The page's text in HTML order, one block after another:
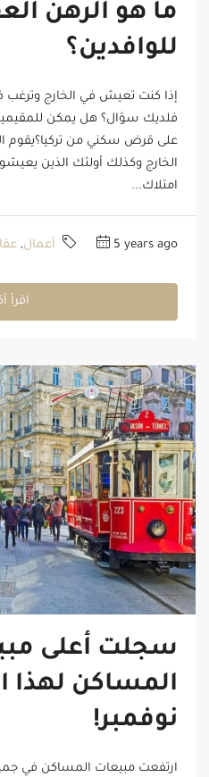
ما هو الرهن
للوافدين؟
إذا كنت تعيش في الخارج وترغب
فلديك سؤال؟ هل يمكن
على قرض سكني من تركيا؟يقوم
الخارج وكذلك أولئك الذين
امتلاك...
5 years ago أعمال,
اقرأ
سجلت أعلى
المساكن لهذا
نوفمبر!